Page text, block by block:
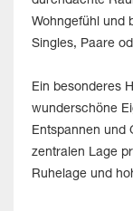
Wohngefühl und
Singles, Paare
Ein besonderes
wunderschöne
Entspannen und
zentralen Lage
Ruhelage und